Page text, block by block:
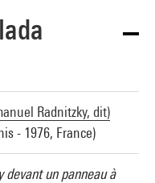
Radnitzky, dit)
- 1976, France)
devant un panneau à